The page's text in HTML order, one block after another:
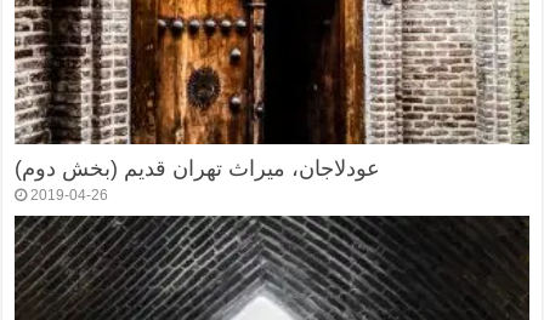
عودلاجان، میراث تهران قدیم (بخش دوم)
2019-04-26